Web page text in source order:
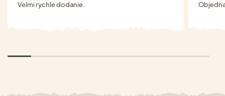
Velmi rychle dodanie.